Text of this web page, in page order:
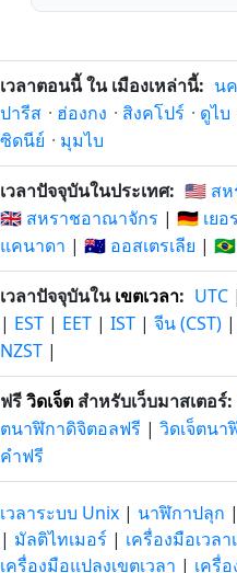
เวลาตอนนี้ ใน เมืองเหล่านี้: น
ปารีส · ฮ่องกง · สิงคโปร์ · ดูไบ
ซิดนีย์ · มุมไบ
เวลาปัจจุบันในประเทศ: 🇺🇸 สห
🇬🇧 สหราชอาณาจักร | 🇩🇪 เย
แคนาดา | 🇦🇺 ออสเตรเลีย |
เวลาปัจจุบันในเขตเวลา: UTC |
| EST | EET | IST | จีน (CST) |
NZST |
ฟรีวิดเจ็ต สำหรับเว็บมาสเตอร์:
ตนาฬิกาดิจิตอลฟรี | วิดเจ็ตน
คำฟรี
เวลาระบบ Unix | นาฬิกาปลุก |
| มัลติไทเมอร์ | เครื่องมือเวลา
เครื่องมือแปลงเขตเวลา | เครื่